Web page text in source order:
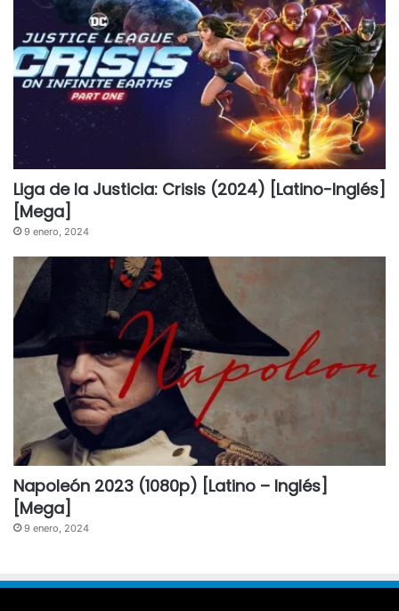
Liga de la Justicia: Crisis (2024) [Latino-Inglés]
[Mega]
9 enero, 2024
Napoleón 2023 (1080p) [Latino – Inglés]
[Mega]
9 enero, 2024